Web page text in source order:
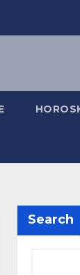
Search